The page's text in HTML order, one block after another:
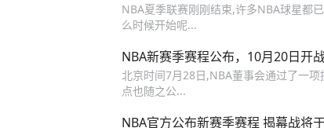
NBA夏季联赛刚刚结束,许多NBA球星都
么时候开始呢...
NBA新赛季赛程公布，10月20日开
北京时间7月28日,NBA董事会通过了一
点也随之公...
NBA官方公布新赛季赛程 揭幕战将